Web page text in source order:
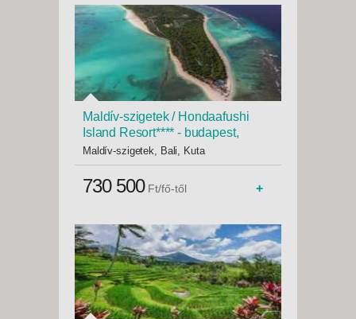
Maldív-szigetek / Hondaafushi
Island Resort**** - budapest,
Repülő 4*
Maldív-szigetek, Bali, Kuta
730 500 Ft/fő-től +